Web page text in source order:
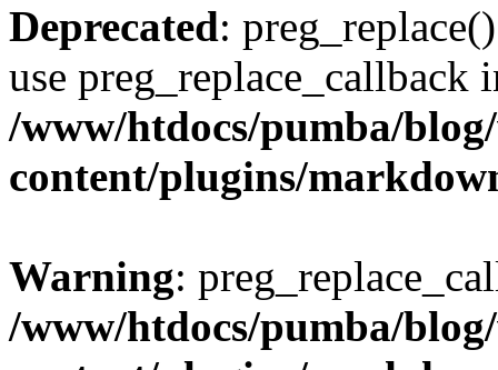
Deprecated:
use preg_replace_callback
/www/htdocs/pumba/
content/plugins/
Warning:
/www/htdocs/pumba/